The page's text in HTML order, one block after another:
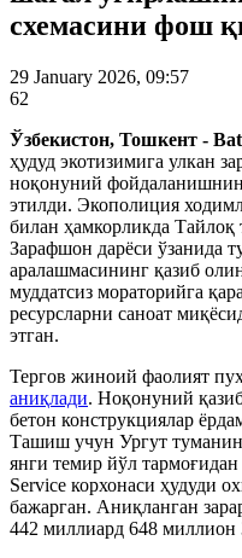
схемасини фош
29 January 2026, 09:57
62
Ўзбекистон, Тошкент -
ҳудуд экотизимига улкан
ноқонуний
этилди. Экополиция
билан ҳамкорликда Тайлоқ
Зарафшон дарёси ўзанида
аралашмасининг қазиб
муддатсиз мораторийга
ресурсларни саноат
этган.
Тергов жиноий фаолият
аниқлади. Ноқонуний
бетон конструкциялар
Ташиш учун Ургут
янги темир йўл
Service корхонаси ҳудуди
бажарган. Аниқланган
442 миллиард 648 миллион